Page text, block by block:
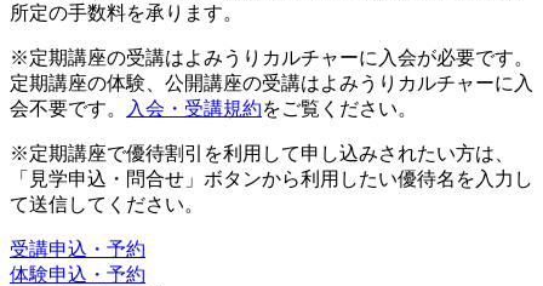
所定の手数料を承ります。
※定期講座の受講はよみうりカルチャーに入会が必要です。
定期講座の体験、公開講座の受講はよみうりカルチャーに入
会不要です。
入会・受講規約をご覧ください。
※定期講座で優待割引を利用して申し込みされたい方は、
「見学申込・問合せ」ボタンから利用したい優待名を入力し
て送信してください。
受講申込・予約
体験申込・予約